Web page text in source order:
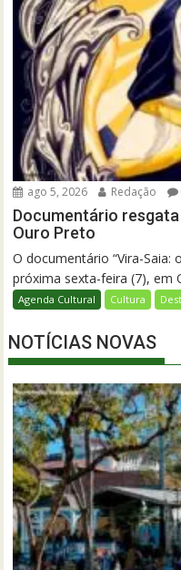
ago 5, 2026 Redação
Documentário
Ouro Preto
O documentário “Vira-Saia:
próxima sexta-feira (7), em
Agenda Cultural Cultura
NOTÍCIAS NOVAS